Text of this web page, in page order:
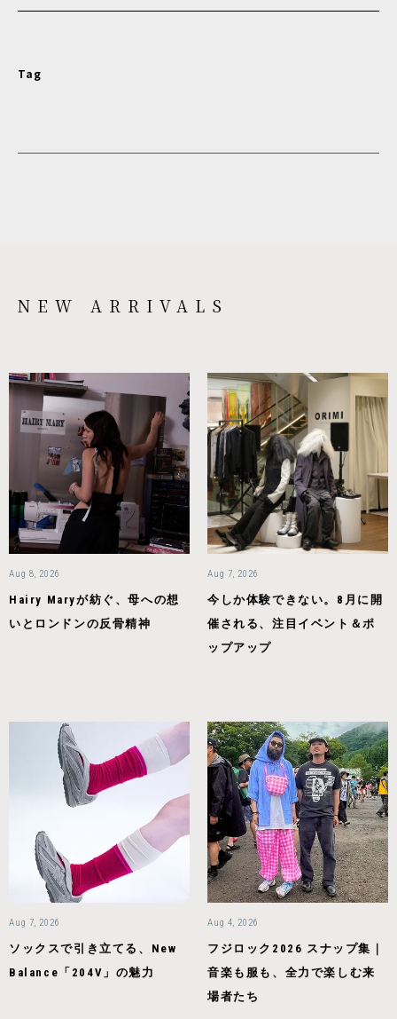
Tag
NEW ARRIVALS
Aug 8, 2026
Hairy Maryが紡ぐ、母への想
いとロンドンの反骨精神
Aug 7, 2026
今しか体験できない。8月に開
催される、注目イベント＆ポ
ップアップ
Aug 7, 2026
ソックスで引き立てる、New
Balance「204V」の魅力
Aug 4, 2026
フジロック2026 スナップ集｜
音楽も服も、全力で楽しむ来
場者たち